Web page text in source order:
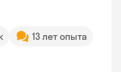
13 лет опыта